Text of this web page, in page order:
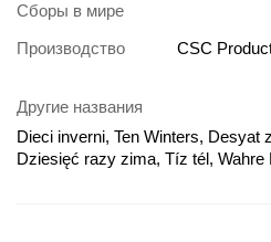
Сборы в мире
Производство
CSC
Другие названия
Dieci inverni, Ten Winters, Desyat
Dziesięć razy zima, Tíz tél, Wahre